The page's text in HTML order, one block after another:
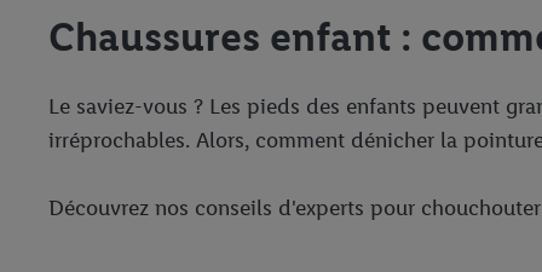
Chaussures enfant :
Le saviez-vous ? Les pieds des enfants peuvent
irréprochables. Alors, comment dénicher la
Découvrez nos conseils d'experts pour